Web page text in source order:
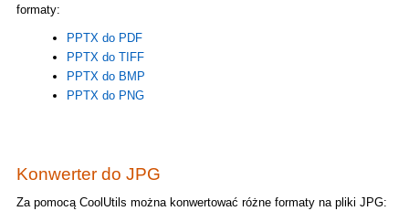
formaty:
PPTX do PDF
PPTX do TIFF
PPTX do BMP
PPTX do PNG
Konwerter do JPG
Za pomocą CoolUtils można konwertować różne formaty na pliki JPG: